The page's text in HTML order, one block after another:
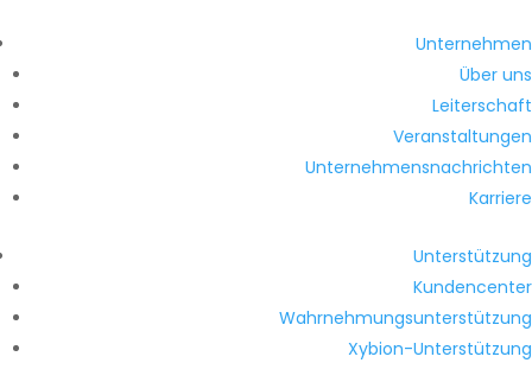
Unternehmen
Über uns
Leiterschaft
Veranstaltungen
Unternehmensnachrichten
Karriere
Unterstützung
Kundencenter
Wahrnehmungsunterstützung
Xybion-Unterstützung